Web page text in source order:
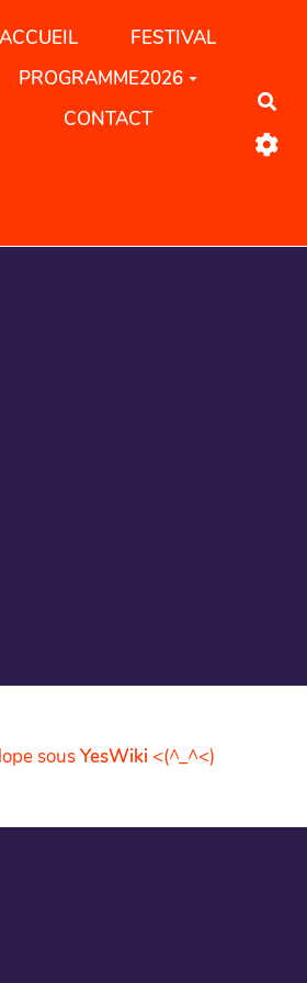
ACCUEIL
FESTIVAL
PROGRAMME2026
CONTACT
sousYesWiki <(^_^<)